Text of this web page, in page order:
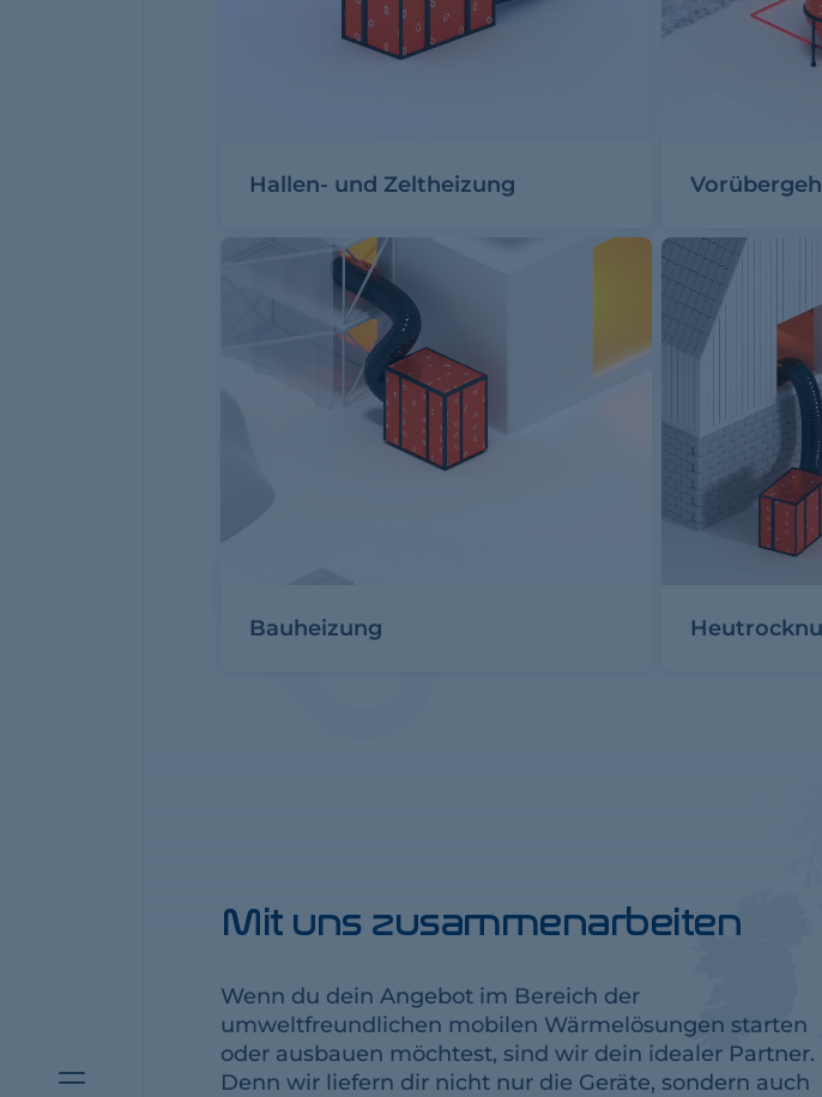
Hallen- und Zeltheizung
Bauheizung
Mit uns zusammenarbeiten
Wenn du dein Angebot im Bereich der
umweltfreundlichen mobilen Wärmelösungen starten
oder ausbauen möchtest, sind wir dein idealer Partner.
Denn wir liefern dir nicht nur die Geräte, sondern auch